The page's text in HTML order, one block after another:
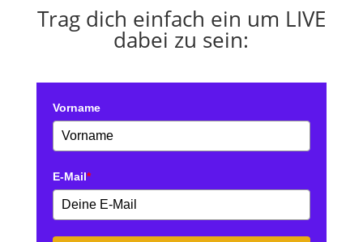
Trag dich einfach ein um LIVE
dabei zu sein:
Vorname
E-Mail*